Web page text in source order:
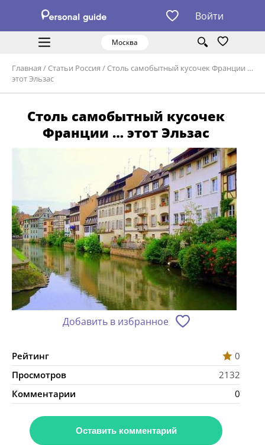
Войти
Москва
Главная / Статьи Россия / Столь самобытный кусочек Франции …
этот Эльзас
Столь самобытный кусочек
Франции … этот Эльзас
Добавить в избранное
Рейтинг
0
Просмотров
2132
Комментарии
0
Оставить комментарий